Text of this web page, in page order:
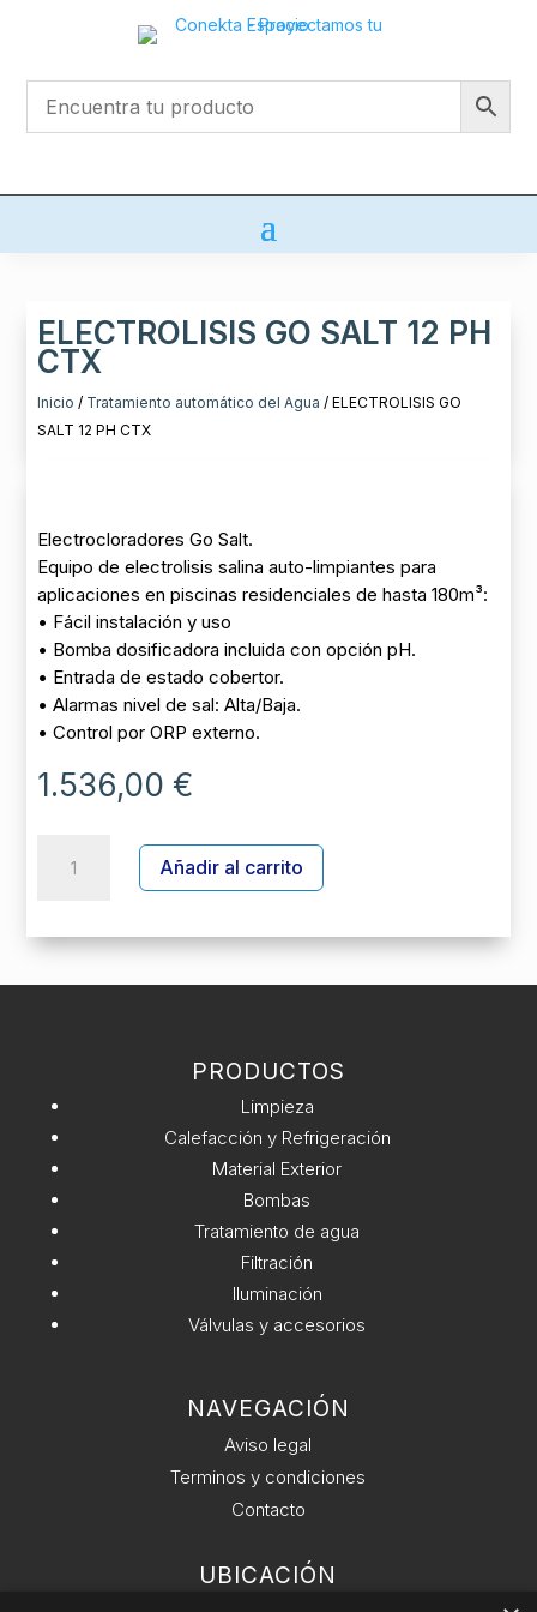
ELECTROLISIS GO SALT 12 PH
CTX
Inicio / Tratamiento automático del Agua / ELECTROLISIS GO
SALT 12 PH CTX
Electrocloradores Go Salt.
Equipo de electrolisis salina auto-limpiantes para
aplicaciones en piscinas residenciales de hasta 180m³:
• Fácil instalación y uso
• Bomba dosificadora incluida con opción pH.
• Entrada de estado cobertor.
• Alarmas nivel de sal: Alta/Baja.
• Control por ORP externo.
1.536,00€
ELECTROLISIS
CTX
Añadir al carrito
A
n
i
:
PRODUCTOS
Limpieza
Calefacción y Refrigeración
Material Exterior
Bombas
Tratamiento de agua
Filtración
Iluminación
Válvulas y accesorios
NAVEGACIÓN
Aviso legal
Terminos y condiciones
Contacto
UBICACIÓN